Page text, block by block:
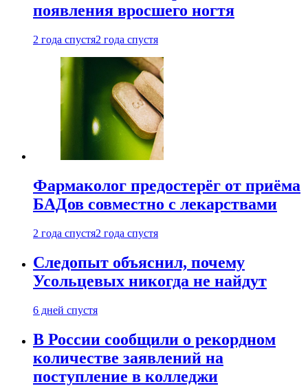
появления вросшего ногтя
2 года спустя2 года спустя
Фармаколог предостерёг от приёма
БАДов совместно с лекарствами
2 года спустя2 года спустя
Следопыт объяснил, почему
Усольцевых никогда не найдут
6 дней спустя
В России сообщили о рекордном
количестве заявлений на
поступление в колледжи